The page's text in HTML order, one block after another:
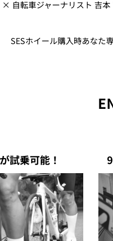
× 自転車ジャーナリスト 吉
SESホイール購入時あなた
試乗可能！